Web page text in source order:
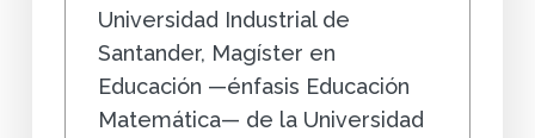
Universidad Industrial de
Santander, Magíster en
Educación —énfasis Educación
Matemática— de la Universidad